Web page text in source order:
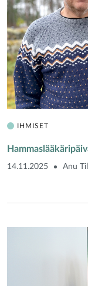
IHMISET
14.11.2025 Anu